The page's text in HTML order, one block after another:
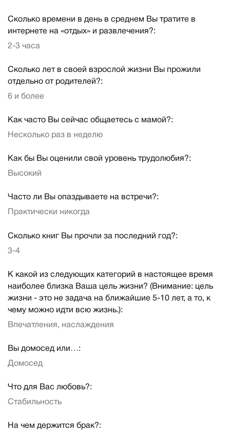
Сколько времени в день в среднем Вы тратите в
интернете на «отдых» и развлечения?:
2-3 часа
Сколько лет в своей взрослой жизни Вы прожили
отдельно от родителей?:
6 и более
Как часто Вы сейчас общаетесь с мамой?:
Несколько раз в неделю
Как бы Вы оценили свой уровень трудолюбия?:
Высокий
Часто ли Вы опаздываете на встречи?:
Практически никогда
Сколько книг Вы прочли за последний год?:
3-4
К какой из следующих категорий в настоящее время
наиболее близка Ваша цель жизни? (Внимание: цель
жизни - это не задача на ближайшие 5-10 лет, а то, к
чему можно идти всю жизнь.):
Впечатления, наслаждения
Вы домосед или…:
Домосед
Что для Вас любовь?:
Стабильность
На чем держится брак?: